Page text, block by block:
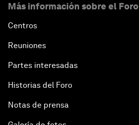
Más información sobre el Foro
Centros
Reuniones
Partes interesadas
Historias del Foro
Notas de prensa